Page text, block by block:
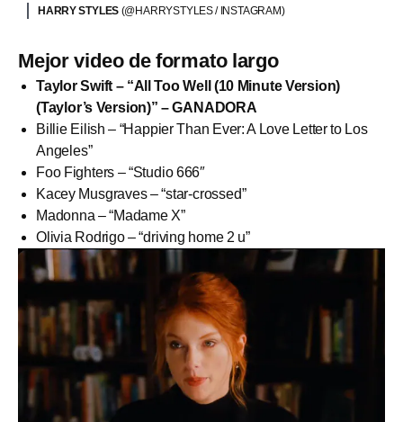
HARRY STYLES (@HARRYSTYLES / INSTAGRAM)
Mejor video de formato largo
Taylor Swift – “All Too Well (10 Minute Version)
(Taylor’s Version)” – GANADORA
Billie Eilish – “Happier Than Ever: A Love Letter to Los
Angeles”
Foo Fighters – “Studio 666″
Kacey Musgraves – “star-crossed”
Madonna – “Madame X”
Olivia Rodrigo – “driving home 2 u”